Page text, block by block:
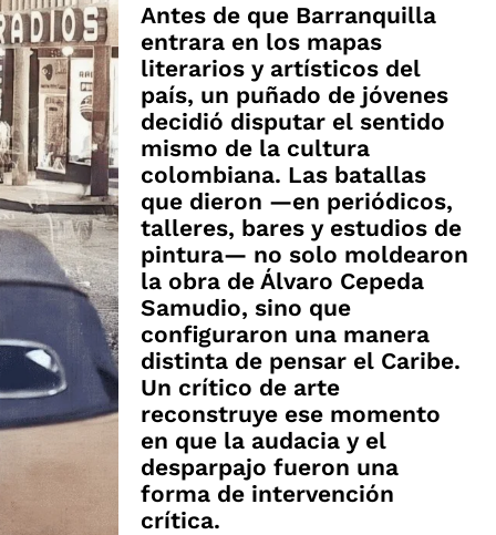
Antes de que Barranquilla
entrara en los mapas
literarios y artísticos del
país, un puñado de jóvenes
decidió disputar el sentido
mismo de la cultura
colombiana. Las batallas
que dieron —en periódicos,
talleres, bares y estudios de
pintura— no solo moldearon
la obra de Álvaro Cepeda
Samudio, sino que
configuraron una manera
distinta de pensar el Caribe.
Un crítico de arte
reconstruye ese momento
en que la audacia y el
desparpajo fueron una
forma de intervención
crítica.